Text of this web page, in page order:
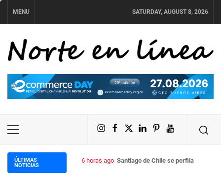
Skip
to
content
MENU SATURDAY, AUGUST 8, 2026
NORTE EN LÍNEA
Primary
Instagram
Facebook
X LinkedIn
PinterestYouTube
ÚLTIMAS
NOTICIAS
6 horas ago Santiago de Chile se perfila como